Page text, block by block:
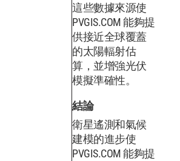
這些數據來源使
PVGIS.COM 能夠提
供接近全球覆蓋
的太陽輻射估
算，並增強光伏
模擬準確性。
結論
衛星遙測和氣候
建模的進步使
PVGIS.COM 能夠提